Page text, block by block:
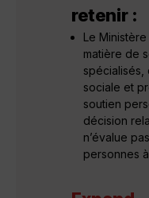
retenir :
Le
matière de
sociale et
soutien
décision
n’évalue
personnes